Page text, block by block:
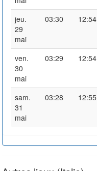
jeu.
29
mai
03:30 12:54
ven.
30
mai
03:29 12:54
sam.
31
mai
03:28 12:55